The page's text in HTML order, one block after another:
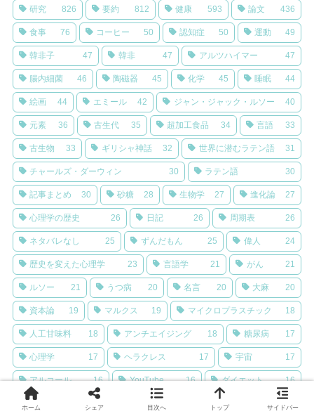
研究 826 要約 812 健康 593 論文 436
食事 76 コーヒー 50 認知症 50 運動 49
韓非子 47 韓非 47 アルツハイマー 47
腸内細菌 46 陶磁器 45 化学 45 睡眠 44
絵画 44 エミール 42 ジャン・ジャック・ルソー 40
元素 36 古生代 35 超加工食品 34 言語 33
古生物 33 ギリシャ神話 32 世界に潜むラテン語 31
チャールズ・ダーウィン 30 ラテン語 30
記事まとめ 30 砂糖 28 生物学 27 進化論 27
心理学の歴史 26 日記 26 周期表 26
ネタバレなし 25 ずんだもん 25 偉人 24
歴史を変えた心理学 23 言語学 21 がん 21
ルソー 21 うつ病 20 名言 20 大麻 20
資本論 19 マルクス 19 マイクロプラスチック 18
人工甘味料 18 アンチエイジング 18 糖尿病 17
心理学 17 ヘラクレス 17 宇宙 17
アルコール 16 YouTube 16 ダイエット 16
アダム・スミス 徒然草 16 16
ホーム シェア 目次へ トップ サイドバー